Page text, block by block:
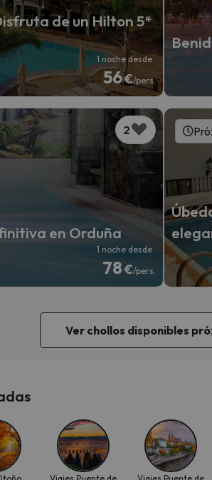
de un Hilton 5*
1 noche desde
56€/pers.
2
en Orduña
1 noche desde
78€/pers.
Ver chollos disponibles